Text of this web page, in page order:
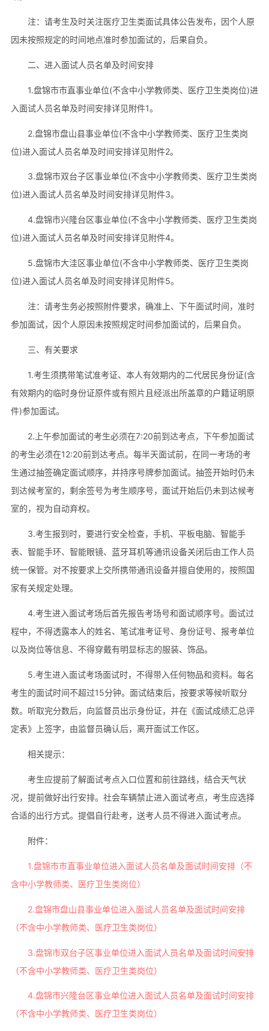
注：请考生及时关注医疗卫生类面试具体公告发布，因个人原
因未按照规定的时间地点准时参加面试的，后果自负。
二、进入面试人员名单及时间安排
1.盘锦市市直事业单位(不含中小学教师类、医疗卫生类岗位)进
入面试人员名单及时间安排详见附件1。
2.盘锦市盘山县事业单位(不含中小学教师类、医疗卫生类岗
位)进入面试人员名单及时间安排详见附件2。
3.盘锦市双台子区事业单位(不含中小学教师类、医疗卫生类岗
位)进入面试人员名单及时间安排详见附件3。
4.盘锦市兴隆台区事业单位(不含中小学教师类、医疗卫生类岗
位)进入面试人员名单及时间安排详见附件4。
5.盘锦市大洼区事业单位(不含中小学教师类、医疗卫生类岗
位)进入面试人员名单及时间安排详见附件5。
注：请考生务必按照附件要求，确准上、下午面试时间，准时
参加面试，因个人原因未按照规定时间参加面试的，后果自负。
三、有关要求
1.考生须携带笔试准考证、本人有效期内的二代居民身份证(含
有效期内的临时身份证原件或有照片且经派出所盖章的户籍证明原
件)参加面试。
2.上午参加面试的考生必须在7:20前到达考点，下午参加面试
的考生必须在12:20前到达考点。每半天面试前，在同一考场的考
生通过抽签确定面试顺序，并持序号牌参加面试。抽签开始时仍未
到达候考室的，剩余签号为考生顺序号，面试开始后仍未到达候考
室的，视为自动弃权。
3.考生报到时，要进行安全检查，手机、平板电脑、智能手
表、智能手环、智能眼镜、蓝牙耳机等通讯设备关闭后由工作人员
统一保管。对不按要求上交所携带通讯设备并擅自使用的，按照国
家有关规定处理。
4.考生进入面试考场后首先报告考场号和面试顺序号。面试过
程中，不得透露本人的姓名、笔试准考证号、身份证号、报考单位
以及岗位等信息、不得穿戴有明显标志的服装、饰品。
5.考生进入面试考场面试时，不得带入任何物品和资料。每名
考生的面试时间不超过15分钟。面试结束后，按要求等候听取分
数。听取完分数后，向监督员出示身份证，并在《面试成绩汇总评
定表》上签字，由监督员确认后，离开面试工作区。
相关提示：
考生应提前了解面试考点入口位置和前往路线，结合天气状
况，提前做好出行安排。社会车辆禁止进入面试考点，考生应选择
合适的出行方式。提倡自行赴考，送考人员不得进入面试考点。
附件：
1.盘锦市市直事业单位进入面试人员名单及面试时间安排（不
含中小学教师类、医疗卫生类岗位）
2.盘锦市盘山县事业单位进入面试人员名单及面试时间安排
（不含中小学教师类、医疗卫生类岗位）
3.盘锦市双台子区事业单位进入面试人员名单及面试时间安排
（不含中小学教师类、医疗卫生类岗位）
4.盘锦市兴隆台区事业单位进入面试人员名单及面试时间安排
（不含中小学教师类、医疗卫生类岗位）